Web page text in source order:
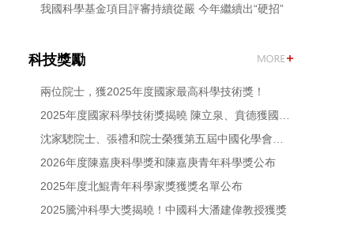
我國科學基金項目評審持續從嚴 今年繼續出“硬招”
科技獎勵
兩位院士，獲2025年度國家最高科學技術獎！
2026年度陳嘉庚科學獎和陳嘉庚青年科學獎公布
2025年度北鯤青年科學家獎獲獎名單公布
2025騰沖科學大獎揭曉！中國科大潘建偉教授獲獎